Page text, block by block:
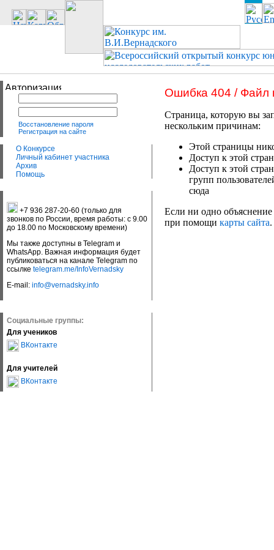
Восстановление пароля
Регистрация на сайте
О Конкурсе
Личный кабинет участника
Архив
Помощь
+7 936 287-20-60 (только для
звонков по России, время работы: с 9.00
до 18.00 по Московскому времени)
Мы также доступны в Telegram и
WhatsApp. Важная информация будет
публиковаться на канале Telegram по
ссылке telegram.me/InfoVernadsky
E-mail: info@vernadsky.info
Социальные группы:
Для учеников
ВКонтакте
Для учителей
ВКонтакте
Ошибка 404 / Файл
Страница, которую вы
нескольким причинам:
Этой страницы
Доступ к этой
Доступ к этой
групп
сюда
Если ни одно объяснение
при помощи карты сайта.